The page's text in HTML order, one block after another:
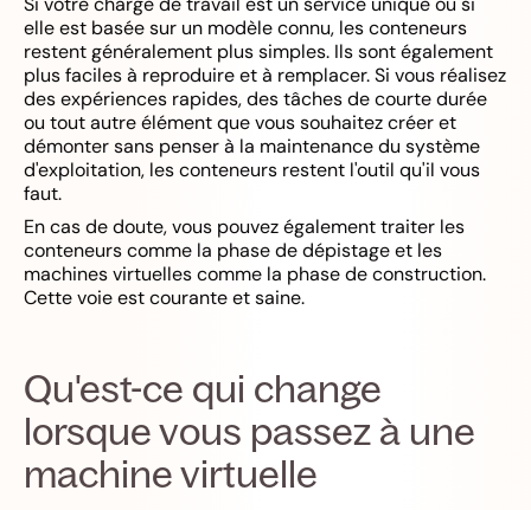
elle est basée sur un modèle connu, les conteneurs
restent généralement plus simples. Ils sont également
plus faciles à reproduire et à remplacer. Si vous réalisez
des expériences rapides, des tâches de courte durée
ou tout autre élément que vous souhaitez créer et
démonter sans penser à la maintenance du système
d'exploitation, les conteneurs restent l'outil qu'il vous
faut.
En cas de doute, vous pouvez également traiter les
conteneurs comme la phase de dépistage et les
machines virtuelles comme la phase de construction.
Cette voie est courante et saine.
Qu'est-ce qui change
lorsque vous passez à une
machine virtuelle